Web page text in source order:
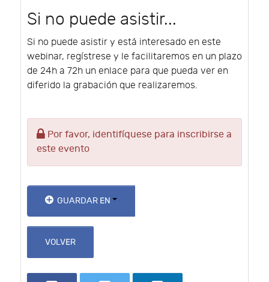
Si no puede asistir...
Si no puede asistir y está interesado en este
webinar, regístrese y le facilitaremos en un plazo
de 24h a 72h un enlace para que pueda ver en
diferido la grabación que realizaremos.
Por favor, identifíquese para inscribirse a
este evento
GUARDAR EN
VOLVER